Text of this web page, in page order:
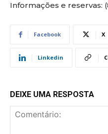
Informações e reservas:
Facebook X
Linkedin
DEIXE UMA RESPOSTA